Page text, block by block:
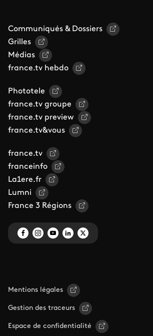
Communiqués & Dossiers
Grilles
Médias
france.tv hebdo
Phototele
france.tv groupe
france.tv preview
france.tv&vous
france.tv
franceinfo
La1ere.fr
Lumni
France 3 Régions
Mentions légales
Gestion des traceurs
Espace de confidentialité